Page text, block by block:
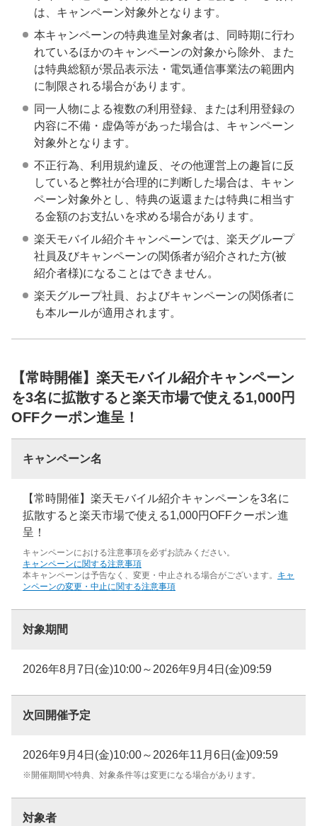
は、キャンペーン対象外となります。
本キャンペーンの特典進呈対象者は、同時期に行わ
れているほかのキャンペーンの対象から除外、また
は特典総額が景品表示法・電気通信事業法の範囲内
に制限される場合があります。
同一人物による複数の利用登録、または利用登録の
内容に不備・虚偽等があった場合は、キャンペーン
対象外となります。
不正行為、利用規約違反、その他運営上の趣旨に反
していると弊社が合理的に判断した場合は、キャン
ペーン対象外とし、特典の返還または特典に相当す
る金額のお支払いを求める場合があります。
楽天モバイル紹介キャンペーンでは、楽天グループ
社員及びキャンペーンの関係者が紹介された方(被
紹介者様)になることはできません。
楽天グループ社員、およびキャンペーンの関係者に
も本ルールが適用されます。
【常時開催】楽天モバイル紹介キャンペーン
を3名に拡散すると楽天市場で使える1,000円
OFFクーポン進呈！
キャンペーン名
【常時開催】楽天モバイル紹介キャンペーンを3名に
拡散すると楽天市場で使える1,000円OFFクーポン進
呈！
キャンペーンにおける注意事項を必ずお読みください。
キャンペーンに関する注意事項
本キャンペーンは予告なく、変更・中止される場合がございます。 キャ
ンペーンの変更・中止に関する注意事項
対象期間
2026年8月7日(金)10:00～2026年9月4日(金)09:59
次回開催予定
2026年9月4日(金)10:00～2026年11月6日(金)09:59
※開催期間や特典、対象条件等は変更になる場合があります。
対象者